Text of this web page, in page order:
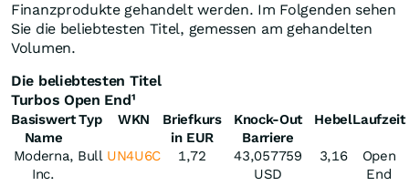
Finanzprodukte gehandelt werden. Im Folgenden sehen
Sie die beliebtesten Titel, gemessen am gehandelten
Volumen.
Die beliebtesten Titel
Turbos Open End¹
Basiswert
Name
Typ WKN
Briefkurs
in EUR
Knock-Out
Barriere
HebelLaufzeit
Moderna,
Inc.
Bull UN4U6C 1,72
43,057759
USD
3,16
Open
End